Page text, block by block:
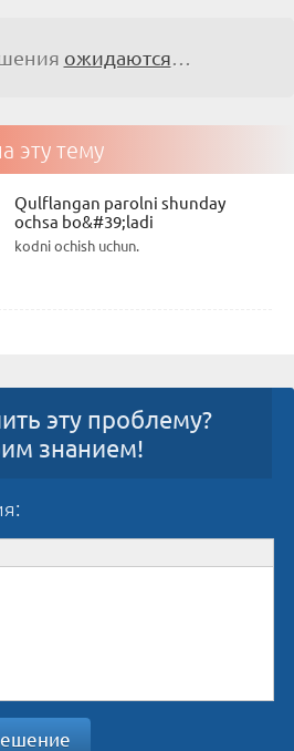
ожидаются
эту тему
Qulflangan parolni shunday
ochsa bo&#39;ladi
kodni ochish uchun.
эту проблему?
знанием!